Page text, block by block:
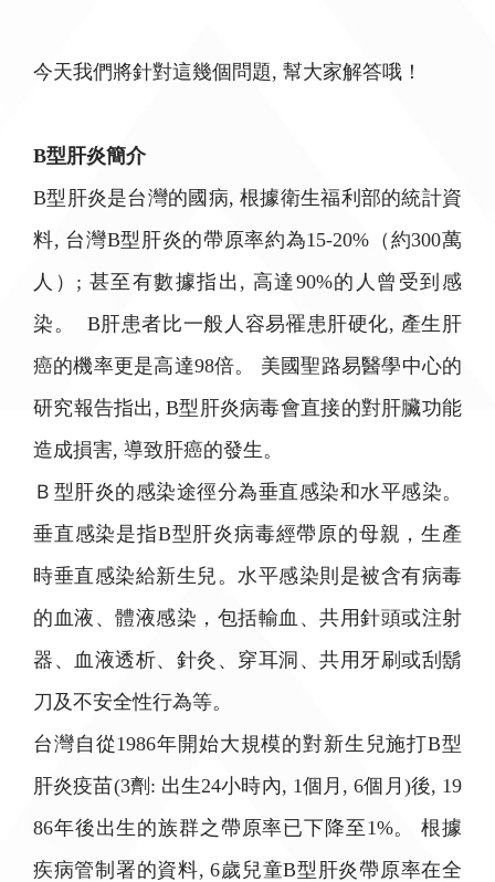
今天我們將針對這幾個問題, 幫大家解答哦！
B型肝炎簡介
B型肝炎是台灣的國病, 根據衛生福利部的統計資
料, 台灣B型肝炎的帶原率約為15-20%（約300萬
人）; 甚至有數據指出, 高達90%的人曾受到感
染。 B肝患者比一般人容易罹患肝硬化, 產生肝
癌的機率更是高達98倍。 美國聖路易醫學中心的
研究報告指出, B型肝炎病毒會直接的對肝臟功能
造成損害, 導致肝癌的發生。
Ｂ型肝炎的感染途徑分為垂直感染和水平感染。
垂直感染是指B型肝炎病毒經帶原的母親，生產
時垂直感染給新生兒。水平感染則是被含有病毒
的血液、體液感染，包括輸血、共用針頭或注射
器、血液透析、針灸、穿耳洞、共用牙刷或刮鬍
刀及不安全性行為等。
台灣自從1986年開始大規模的對新生兒施打B型
肝炎疫苗(3劑: 出生24小時內, 1個月, 6個月)後, 19
86年後出生的族群之帶原率已下降至1%。 根據
疾病管制署的資料, 6歲兒童B型肝炎帶原率在全